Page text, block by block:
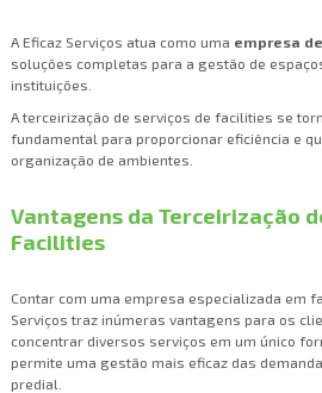
A Eficaz Serviços atua como uma empresa
soluções completas para a gestão de
instituições.
A terceirização de serviços de facilities se
fundamental para proporcionar eficiência e
organização de ambientes.
Vantagens da Terceirização
Facilities
Contar com uma empresa especializada em
Serviços traz inúmeras vantagens para os
concentrar diversos serviços em um único
permite uma gestão mais eficaz das
predial.